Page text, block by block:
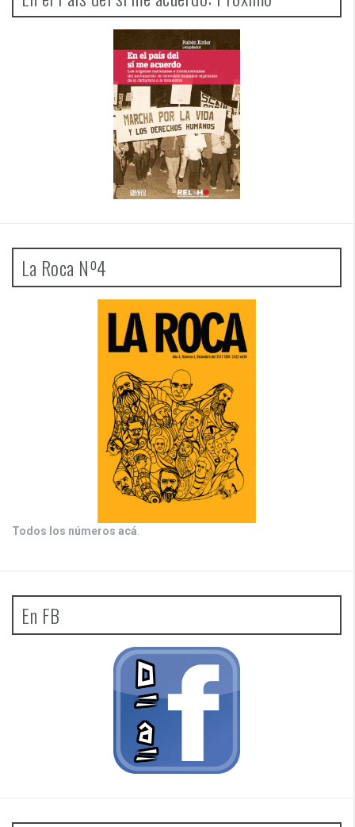
La Roca Nº4
Todos los números acá.
En FB